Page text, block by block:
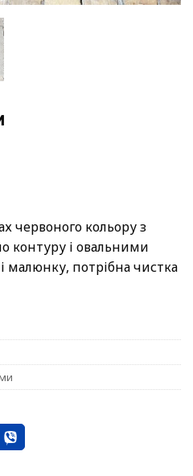
червоного кольору з
контуру і овальними
потрібна чистка